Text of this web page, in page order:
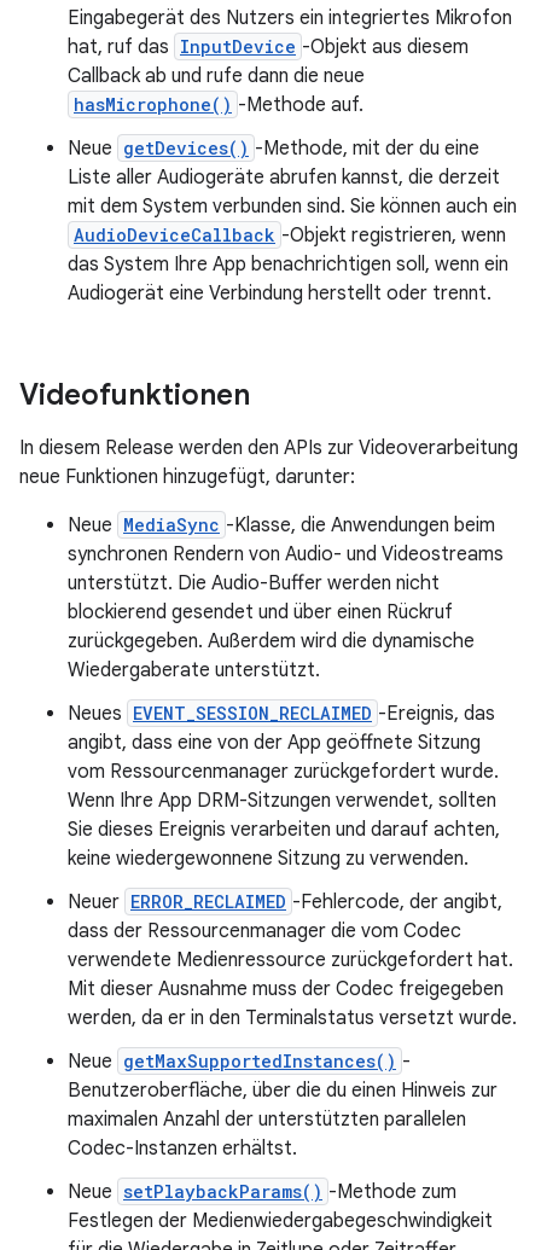
Eingabegerät des Nutzers ein integriertes Mikrofon
hat, ruf das InputDevice -Objekt aus diesem
Callback ab und rufe dann die neue
hasMicrophone() -Methode auf.
Neue getDevices() -Methode, mit der du eine
Liste aller Audiogeräte abrufen kannst, die derzeit
mit dem System verbunden sind. Sie können auch ein
AudioDeviceCallback -Objekt registrieren, wenn
das System Ihre App benachrichtigen soll, wenn ein
Audiogerät eine Verbindung herstellt oder trennt.
Videofunktionen
In diesem Release werden den APIs zur Videoverarbeitung
neue Funktionen hinzugefügt, darunter:
Neue MediaSync -Klasse, die Anwendungen beim
synchronen Rendern von Audio- und Videostreams
unterstützt. Die Audio-Buffer werden nicht
blockierend gesendet und über einen Rückruf
zurückgegeben. Außerdem wird die dynamische
Wiedergaberate unterstützt.
Neues EVENT_SESSION_RECLAIMED -Ereignis, das
angibt, dass eine von der App geöffnete Sitzung
vom Ressourcenmanager zurückgefordert wurde.
Wenn Ihre App DRM-Sitzungen verwendet, sollten
Sie dieses Ereignis verarbeiten und darauf achten,
keine wiedergewonnene Sitzung zu verwenden.
Neuer ERROR_RECLAIMED -Fehlercode, der angibt,
dass der Ressourcenmanager die vom Codec
verwendete Medienressource zurückgefordert hat.
Mit dieser Ausnahme muss der Codec freigegeben
werden, da er in den Terminalstatus versetzt wurde.
Neue getMaxSupportedInstances() -
Benutzeroberfläche, über die du einen Hinweis zur
maximalen Anzahl der unterstützten parallelen
Codec-Instanzen erhältst.
Neue setPlaybackParams() -Methode zum
Festlegen der Medienwiedergabegeschwindigkeit